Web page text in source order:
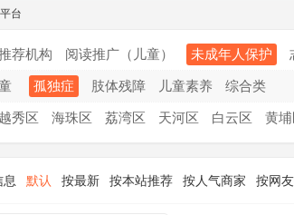
台
荐机构 阅读推广（儿童） 未成年人保护
孤独症 肢体残障 儿童素养 综合类
越秀区 海珠区 荔湾区 天河区 白云区 黄
息 默认 按最新 按本站推荐 按人气商家 按网